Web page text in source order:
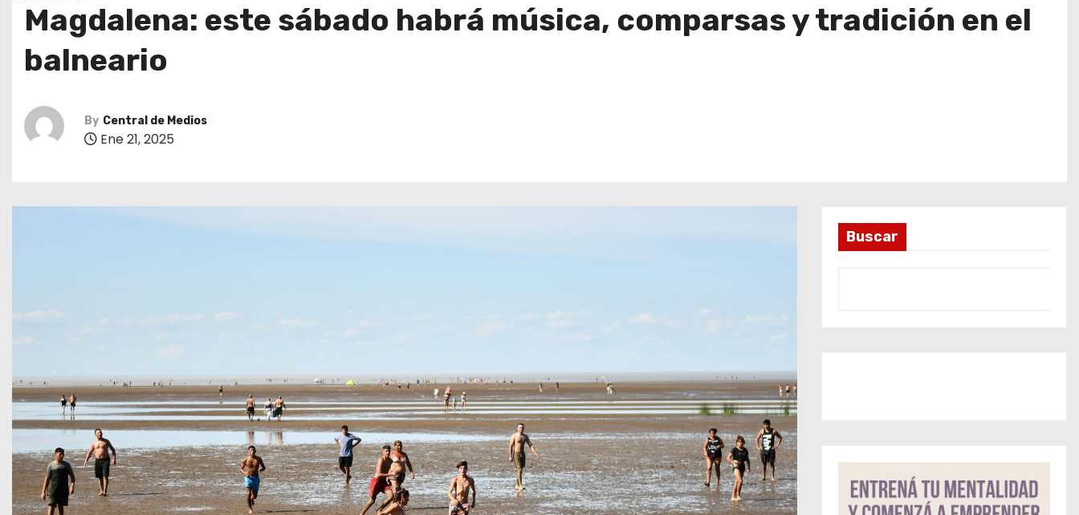
Magdalena: este sábado habrá música, comparsas y tradición en el
balneario
By Central de Medios
Ene 21, 2025
Buscar